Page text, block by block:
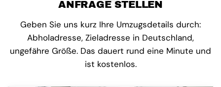
ANFRAGE STELLEN
Geben Sie uns kurz Ihre Umzugsdetails durch:
Abholadresse, Zieladresse in Deutschland,
ungefähre Größe. Das dauert rund eine Minute und
ist kostenlos.